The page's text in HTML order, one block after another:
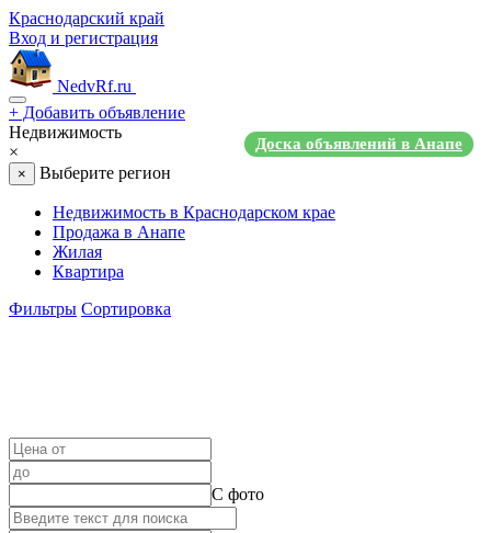
Краснодарский край
Вход и регистрация
NedvRf.ru
+ Добавить объявление
Доска объявлений в Анапе
Недвижимость
×
× Выберите регион
Недвижимость в Краснодарском крае
Продажа в Анапе
Жилая
Квартира
Фильтры Сортировка
С фото